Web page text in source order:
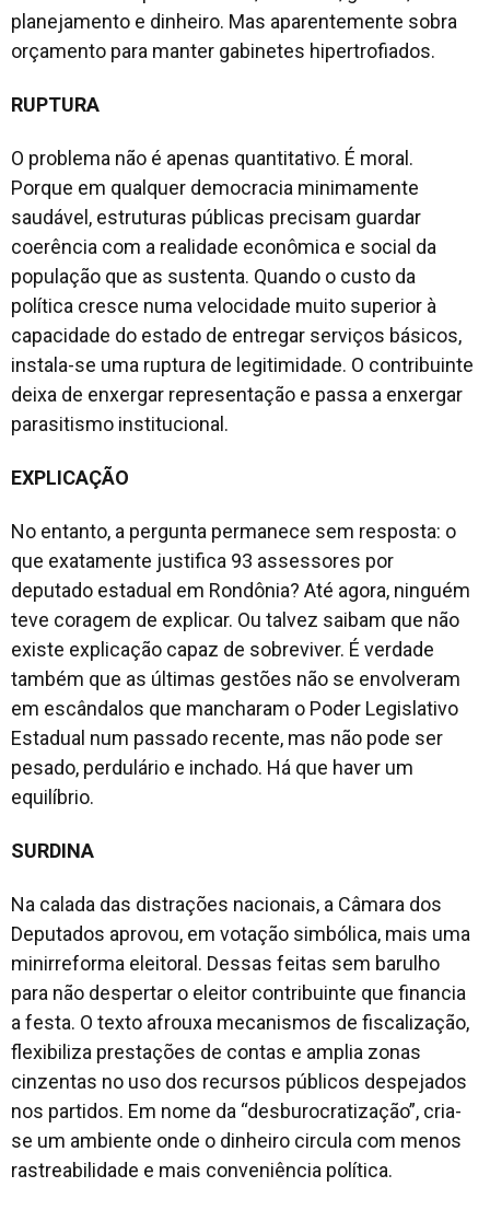
planejamento e dinheiro. Mas aparentemente sobra
orçamento para manter gabinetes hipertrofiados.
RUPTURA
O problema não é apenas quantitativo. É moral.
Porque em qualquer democracia minimamente
saudável, estruturas públicas precisam guardar
coerência com a realidade econômica e social da
população que as sustenta. Quando o custo da
política cresce numa velocidade muito superior à
capacidade do estado de entregar serviços básicos,
instala-se uma ruptura de legitimidade. O contribuinte
deixa de enxergar representação e passa a enxergar
parasitismo institucional.
EXPLICAÇÃO
No entanto, a pergunta permanece sem resposta: o
que exatamente justifica 93 assessores por
deputado estadual em Rondônia? Até agora, ninguém
teve coragem de explicar. Ou talvez saibam que não
existe explicação capaz de sobreviver. É verdade
também que as últimas gestões não se envolveram
em escândalos que mancharam o Poder Legislativo
Estadual num passado recente, mas não pode ser
pesado, perdulário e inchado. Há que haver um
equilíbrio.
SURDINA
Na calada das distrações nacionais, a Câmara dos
Deputados aprovou, em votação simbólica, mais uma
minirreforma eleitoral. Dessas feitas sem barulho
para não despertar o eleitor contribuinte que financia
a festa. O texto afrouxa mecanismos de fiscalização,
flexibiliza prestações de contas e amplia zonas
cinzentas no uso dos recursos públicos despejados
nos partidos. Em nome da “desburocratização”, cria-
se um ambiente onde o dinheiro circula com menos
rastreabilidade e mais conveniência política.